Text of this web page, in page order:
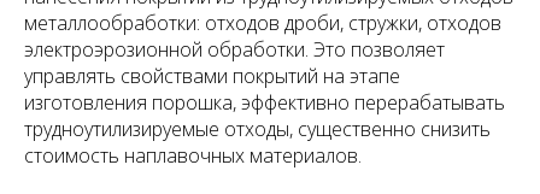
металлообработки: отходов дроби, стружки, отходов
электроэрозионной обработки. Это позволяет
управлять свойствами покрытий на этапе
изготовления порошка, эффективно перерабатывать
трудноутилизируемые отходы, существенно снизить
стоимость наплавочных материалов.